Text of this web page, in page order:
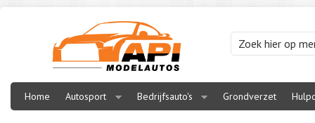
Home Autosport Bedrijfsauto's Grondverzet